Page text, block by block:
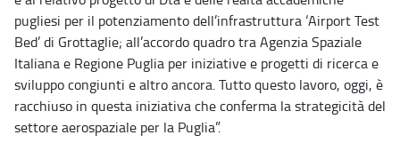
pugliesi per il potenziamento dell’infrastruttura ‘Airport Test
Bed’ di Grottaglie; all’accordo quadro tra Agenzia Spaziale
Italiana e Regione Puglia per iniziative e progetti di ricerca e
sviluppo congiunti e altro ancora. Tutto questo lavoro, oggi, è
racchiuso in questa iniziativa che conferma la strategicità del
settore aerospaziale per la Puglia”.